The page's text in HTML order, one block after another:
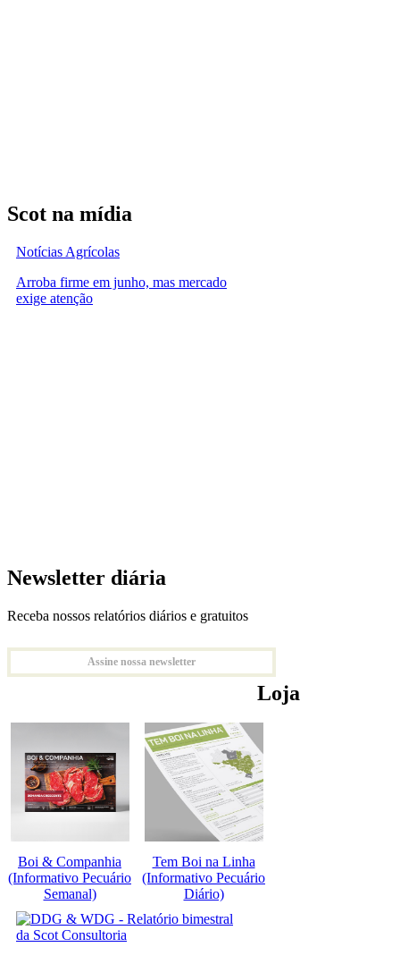
Scot na mídia
Notícias Agrícolas
Arroba firme em junho, mas mercado
exige atenção
Newsletter diária
Receba nossos relatórios diários e gratuitos
Assine nossa newsletter
Loja
Boi & Companhia
(Informativo Pecuário
Semanal)
Tem Boi na Linha
(Informativo Pecuário
Diário)